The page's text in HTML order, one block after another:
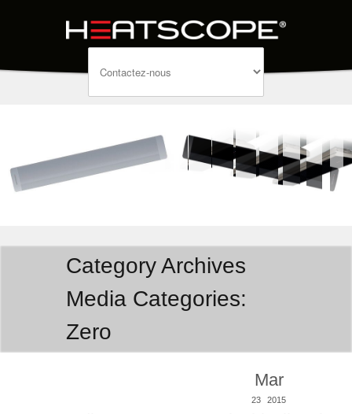
Category Archives
Media Categories:
Zero
Mar
23 2015